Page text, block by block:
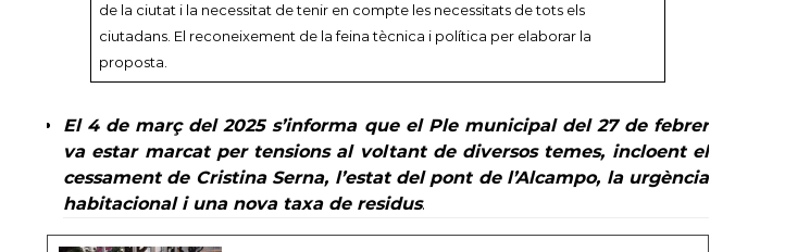
de la ciutat i la necessitat de tenir en compte les necessitats de tots els
ciutadans. El reconeixement de la feina tècnica i política per elaborar la
proposta.
El 4 de març del 2025 s’informa que el Ple municipal del 27 de febrer
va estar marcat per tensions al voltant de diversos temes, incloent el
cessament de Cristina Serna, l’estat del pont de l’Alcampo, la urgència
habitacional i una nova taxa de residus.